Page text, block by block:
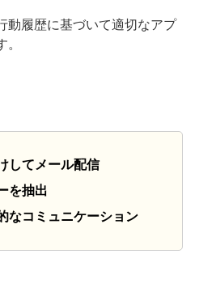
動履歴に基づいて適切なアプ
。
してメール配信
を抽出
なコミュニケーション